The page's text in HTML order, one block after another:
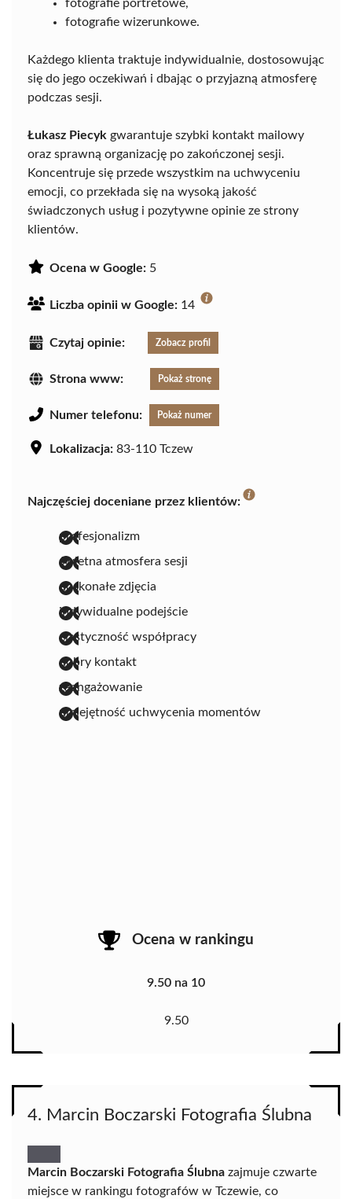
fotografie portretowe,
fotografie wizerunkowe.
Każdego klienta traktuje indywidualnie, dostosowując
się do jego oczekiwań i dbając o przyjazną atmosferę
podczas sesji.
Łukasz Piecyk gwarantuje szybki kontakt mailowy
oraz sprawną organizację po zakończonej sesji.
Koncentruje się przede wszystkim na uchwyceniu
emocji, co przekłada się na wysoką jakość
świadczonych usług i pozytywne opinie ze strony
klientów.
Ocena w Google: 5
Liczba opinii w Google: 14
Czytaj opinie: Zobacz profil
Strona www: Pokaż stronę
Numer telefonu: Pokaż numer
Lokalizacja: 83-110 Tczew
Najczęściej doceniane przez klientów:
profesjonalizm
świetna atmosfera sesji
doskonałe zdjęcia
indywidualne podejście
elastyczność współpracy
dobry kontakt
zaangażowanie
umiejętność uchwycenia momentów
Ocena w rankingu
9.50 na 10
9.50
4. Marcin Boczarski Fotografia Ślubna
Marcin Boczarski Fotografia Ślubna zajmuje czwarte
miejsce w rankingu fotografów w Tczewie, co